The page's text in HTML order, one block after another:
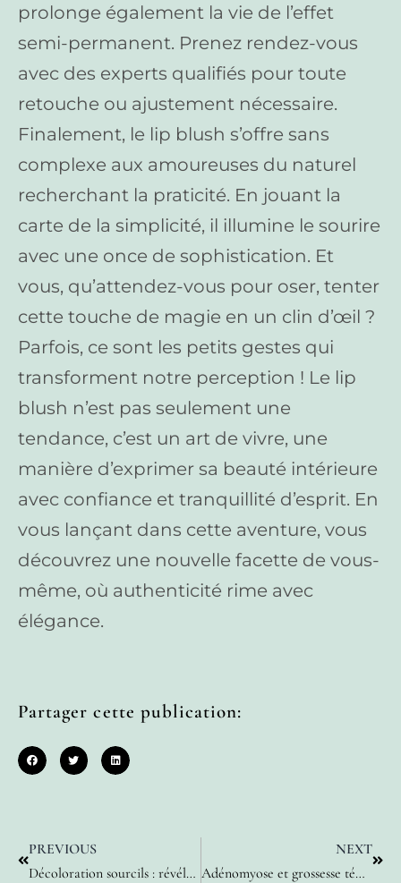
prolonge également la vie de l’effet
semi-permanent. Prenez rendez-vous
avec des experts qualifiés pour toute
retouche ou ajustement nécessaire.
Finalement, le lip blush s’offre sans
complexe aux amoureuses du naturel
recherchant la praticité. En jouant la
carte de la simplicité, il illumine le sourire
avec une once de sophistication. Et
vous, qu’attendez-vous pour oser, tenter
cette touche de magie en un clin d’œil ?
Parfois, ce sont les petits gestes qui
transforment notre perception ! Le lip
blush n’est pas seulement une
tendance, c’est un art de vivre, une
manière d’exprimer sa beauté intérieure
avec confiance et tranquillité d’esprit. En
vous lançant dans cette aventure, vous
découvrez une nouvelle facette de vous-
même, où authenticité rime avec
élégance.
Partager cette publication:
PREVIOUS
Décoloration sourcils : révélez une allure audacieuse en un simple geste
NEXT
Adénomyose et grossesse témoignage : un parcours d’espoir inébranlable